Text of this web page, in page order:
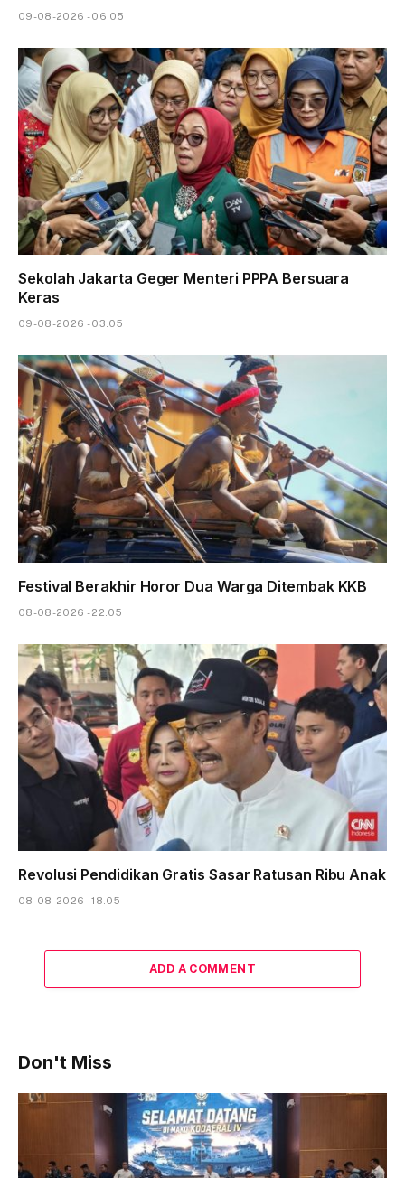
09-08-2026 - 06.05
Sekolah Jakarta Geger Menteri PPPA Bersuara
Keras
09-08-2026 - 03.05
Festival Berakhir Horor Dua Warga Ditembak KKB
08-08-2026 - 22.05
Revolusi Pendidikan Gratis Sasar Ratusan Ribu Anak
08-08-2026 - 18.05
ADD A COMMENT
Don't Miss